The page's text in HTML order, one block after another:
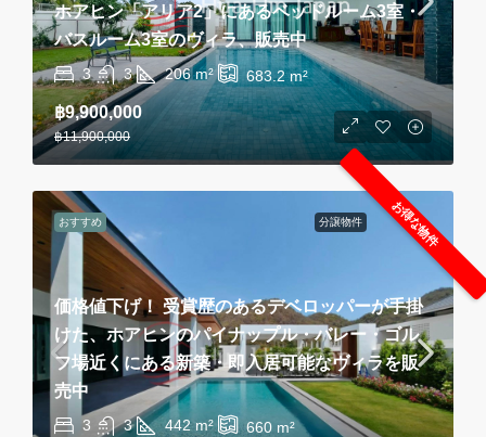
ホアヒン「アリア2」にあるベッドルーム3室・
バスルーム3室のヴィラ、販売中
3 3 206 m² 683.2m²
฿9,900,000
฿11,900,000
おすすめ 分譲物件 お得な物件
価格値下げ！ 受賞歴のあるデベロッパーが手掛
けた、ホアヒンのパイナップル・バレー・ゴル
フ場近くにある新築・即入居可能なヴィラを販
売中
3 3 442 m² 660 m²